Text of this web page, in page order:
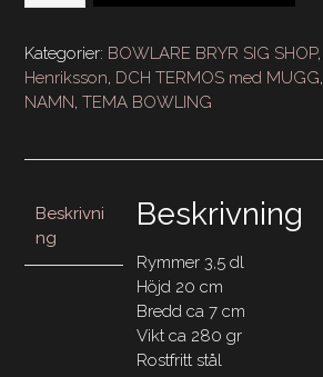
med
mugg
NAMN
Kategorier: BOWLARE BRYR SIG SHOP,
Henriksson, DCH TERMOS med MUGG,
NAMN, TEMA BOWLING
Beskrivni
ng
Beskrivning
Rymmer 3,5 dl
Höjd 20 cm
Bredd ca 7 cm
Vikt ca 280 gr
Rostfritt stål